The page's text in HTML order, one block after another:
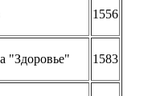
1556
"Здоровье" 1583